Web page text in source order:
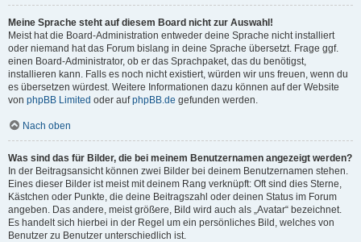
Meine Sprache steht auf diesem Board nicht zur Auswahl!
Meist hat die Board-Administration entweder deine Sprache nicht installiert
oder niemand hat das Forum bislang in deine Sprache übersetzt. Frage ggf.
einen Board-Administrator, ob er das Sprachpaket, das du benötigst,
installieren kann. Falls es noch nicht existiert, würden wir uns freuen, wenn du
es übersetzen würdest. Weitere Informationen dazu können auf der Website
von phpBB Limited oder aufphpBB.de gefunden werden.
Nach oben
Was sind das für Bilder, die bei meinem Benutzernamen angezeigt werden?
In der Beitragsansicht können zwei Bilder bei deinem Benutzernamen stehen.
Eines dieser Bilder ist meist mit deinem Rang verknüpft: Oft sind dies Sterne,
Kästchen oder Punkte, die deine Beitragszahl oder deinen Status im Forum
angeben. Das andere, meist größere, Bild wird auch als „Avatar“ bezeichnet.
Es handelt sich hierbei in der Regel um ein persönliches Bild, welches von
Benutzer zu Benutzer unterschiedlich ist.